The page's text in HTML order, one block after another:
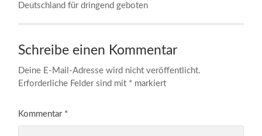
Deutschland für dringend geboten
Schreibe einen Kommentar
Deine E-Mail-Adresse wird nicht veröffentlicht.
Erforderliche Felder sind mit * markiert
Kommentar *